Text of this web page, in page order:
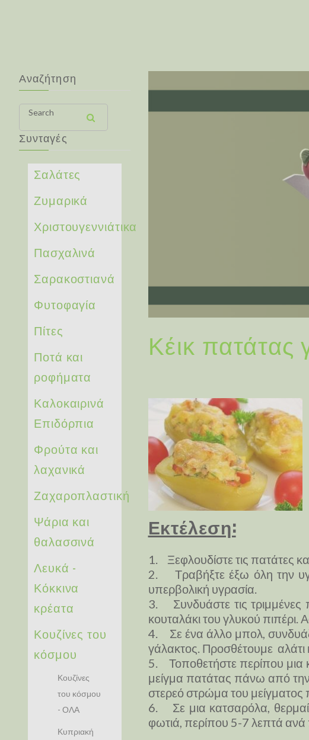
Αναζήτηση
Search
Συνταγές
Σαλάτες
Ζυμαρικά
Χριστουγεννιάτικα
Πασχαλινά
Σαρακοστιανά
Φυτοφαγία
Πίτες
Ποτά και
ροφήματα
Καλοκαιρινά
Επιδόρπια
Φρούτα και
λαχανικά
Ζαχαροπλαστική
Ψάρια και
θαλασσινά
Λευκά -
Κόκκινα
κρέατα
Κουζίνες του
κόσμου
Κουζίνες
του κόσμου
- ΟΛΑ
Κυπριακή
Κέικ πατάτας
Εκτέλεση:
1. Ξεφλουδίστε τις πατάτες
2. Τραβήξτε έξω όλη την
υπερβολική υγρασία.
3. Συνδυάστε τις τριμμένες
κουταλάκι του γλυκού πιπέρι.
4. Σε ένα άλλο μπολ,
γάλακτος. Προσθέτουμε αλάτι
5. Τοποθετήστε περίπου μια
μείγμα πατάτας πάνω από την
στερεό στρώμα του μείγματος
6. Σε μια κατσαρόλα,
φωτιά, περίπου 5-7 λεπτά ανά